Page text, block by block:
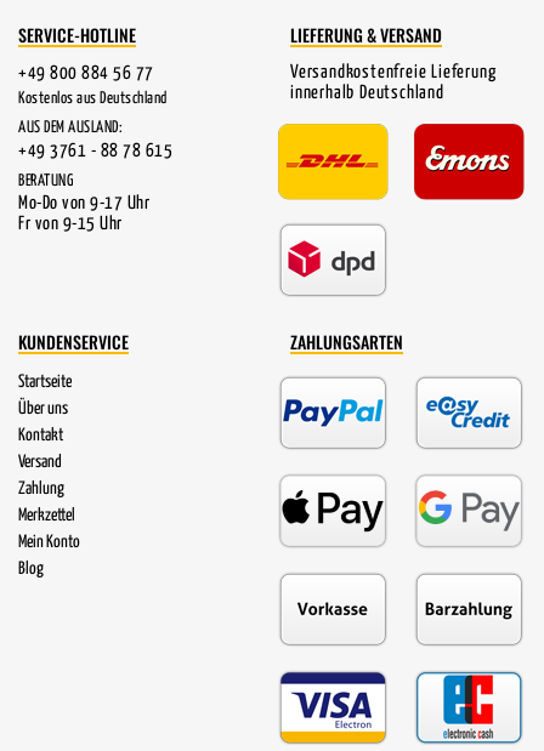
SERVICE-HOTLINE
+49 800 884 56 77
Kostenlos aus Deutschland
AUS DEM AUSLAND:
+49 3761 - 88 78 615
BERATUNG
Mo-Do von 9-17 Uhr
Fr von 9-15 Uhr
LIEFERUNG & VERSAND
Versandkostenfreie Lieferung
innerhalb Deutschland
KUNDENSERVICE
Startseite
Über uns
Kontakt
Versand
Zahlung
Merkzettel
Mein Konto
Blog
ZAHLUNGSARTEN